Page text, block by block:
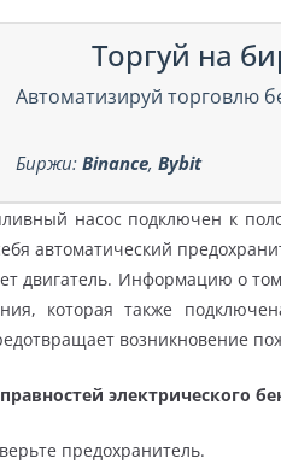
Торгуй на
Автоматизируй торговлю
Биржи: Binance, Bybit
насос подключен к
автоматический
двигатель. Информацию о
которая также
возникновение
электрического
предохранитель.